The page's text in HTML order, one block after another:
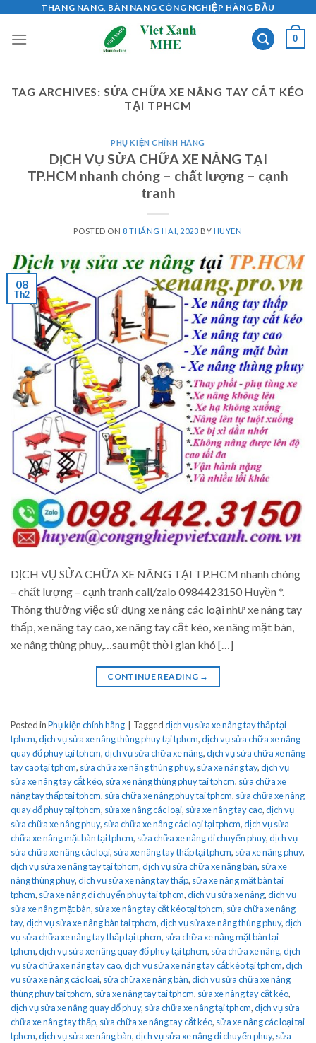
content
THANG NÂNG, BÀN NÂNG CÔNG NGHIỆP HÀNG ĐẦU
0
TAG ARCHIVES: SỬA CHỮA XE NÂNG TAY CẮT KÉO
TẠI TPHCM
PHỤ KIỆN CHÍNH HÃNG
DỊCH VỤ SỬA CHỮA XE NÂNG TẠI
TP.HCM nhanh chóng – chất lượng – cạnh
tranh
POSTED ON 8 THÁNG HAI, 2023 BY HUYEN
08
Th2
DỊCH VỤ SỬA CHỮA XE NÂNG TẠI TP.HCM nhanh chóng
– chất lượng – cạnh tranh call/zalo 0984423150 Huyền *.
Thông thường việc sử dụng xe nâng các loại như xe nâng tay
thấp, xe nâng tay cao, xe nâng tay cắt kéo, xe nâng mặt bàn,
xe nâng thùng phuy,…sau một thời gian khó […]
CONTINUE READING →
Posted inPhụ kiện chính hãng Taggeddịch vụ sửa xe nâng tay thấp tại
tphcm,dịch vụ sửa xe nâng thùng phuy tại tphcm,dịch vụ sửa chữa xe nâng
quay đổ phuy tại tphcm,dịch vụ sửa chữa xe nâng,dịch vụ sửa chữa xe nâng
tay cao tại tphcm, sửa chữa xe nâng thùng phuy, sửa xe nâng tay,dịch vụ
sửa xe nâng tay cắt kéo, sửa xe nâng thùng phuy tại tphcm, sửa chữa xe
nâng tay thấp tại tphcm, sửa chữa xe nâng phuy tại tphcm, sửa chữa xe nâng
quay đổ phuy tại tphcm, sửa xe nâng các loại, sửa xe nâng tay cao,dịch vụ
sửa chữa xe nâng phuy, sửa chữa xe nâng các loại tại tphcm,dịch vụ sửa
chữa xe nâng mặt bàn tại tphcm, sửa chữa xe nâng di chuyển phuy,dịch vụ
sửa chữa xe nâng các loại, sửa xe nâng tay thấp tại tphcm, sửa xe nâng phuy,
dịch vụ sửa xe nâng tay tại tphcm,dịch vụ sửa chữa xe nâng bàn, sửa xe
nâng thùng phuy,dịch vụ sửa xe nâng tay thấp, sửa xe nâng mặt bàn tại
tphcm, sửa xe nâng di chuyển phuy tại tphcm,dịch vụ sửa xe nâng,dịch vụ
sửa xe nâng mặt bàn, sửa xe nâng tay cắt kéo tại tphcm, sửa chữa xe nâng
tay,dịch vụ sửa xe nâng bàn tại tphcm,dịch vụ sửa xe nâng thùng phuy,dịch
vụ sửa chữa xe nâng tay thấp tại tphcm, sửa chữa xe nâng mặt bàn tại
tphcm,dịch vụ sửa xe nâng quay đổ phuy tại tphcm, sửa chữa xe nâng,dịch
vụ sửa chữa xe nâng tay cao,dịch vụ sửa xe nâng tay cắt kéo tại tphcm,dịch
vụ sửa xe nâng các loại, sửa chữa xe nâng bàn,dịch vụ sửa chữa xe nâng
thùng phuy tại tphcm, sửa xe nâng tay tại tphcm, sửa xe nâng tay cắt kéo,
dịch vụ sửa xe nâng quay đổ phuy, sửa chữa xe nâng tại tphcm,dịch vụ sửa
chữa xe nâng tay thấp, sửa chữa xe nâng tay cắt kéo, sửa xe nâng các loại tại
tphcm,dịch vụ sửa xe nâng bàn,dịch vụ sửa xe nâng di chuyển phuy, sửa